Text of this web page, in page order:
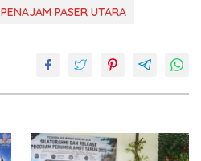
PENAJAM PASER UTARA